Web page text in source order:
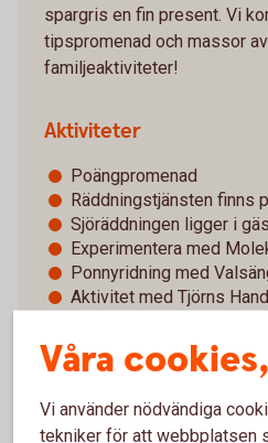
spargris en fin present. Vi
tipspromenad och massor
familjeaktiviteter!
Aktiviteter
Poängpromenad
Räddningstjänsten finns
Sjöräddningen ligger i
Experimentera med
Ponnyridning med
Aktivitet med Tjörns
Nordens Ark är på plats
Hoppborg
Uppträdande av Delta
Våra
Vi använder nödvändiga
tekniker för att webbplatsen